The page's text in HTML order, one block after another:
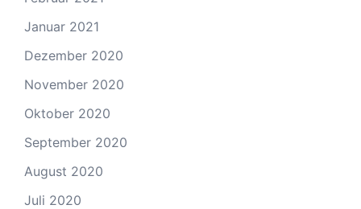
Januar 2021
Dezember 2020
November 2020
Oktober 2020
September 2020
August 2020
Juli 2020